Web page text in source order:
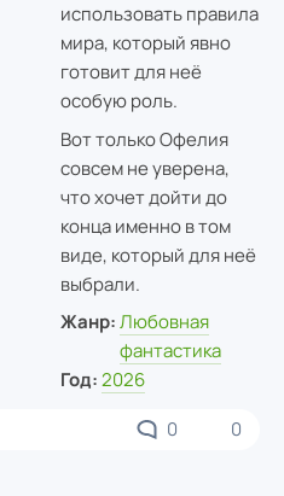
использовать правила
мира, который явно
готовит для неё
особую роль.
Вот только Офелия
совсем не уверена,
что хочет дойти до
конца именно в том
виде, который для неё
выбрали.
Жанр: Любовная
фантастика
Год: 2026
0 0